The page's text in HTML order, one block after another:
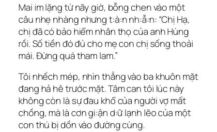
Mai im lặng từ nãy giờ, bỗng chen vào một
câu nhẹ nhàng nhưng t:à:n nh:ẫ:n: “Chị Hạ,
chị đã có bảo hiểm nhân thọ của anh Hùng
rồi. Số tiền đó đủ cho mẹ con chị sống thoải
mái. Đừng quá tham lam.”
Tôi nhếch mép, nhìn thẳng vào ba khuôn mặt
đang hả hê trước mặt. Tâm can tôi lúc này
không còn là sự đau khổ của người vợ mất
chồng, mà là cơn gi:ận d:ữ lạnh lẽo của một
con thú bị dồn vào đường cùng.